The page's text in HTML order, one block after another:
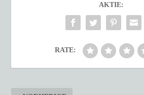
AKTIE:
RATE: